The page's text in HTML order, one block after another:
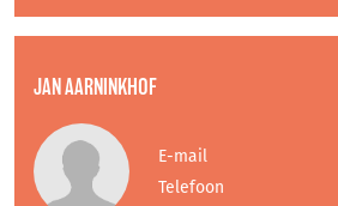
JAN AARNINKHOF
E-mail
Telefoon